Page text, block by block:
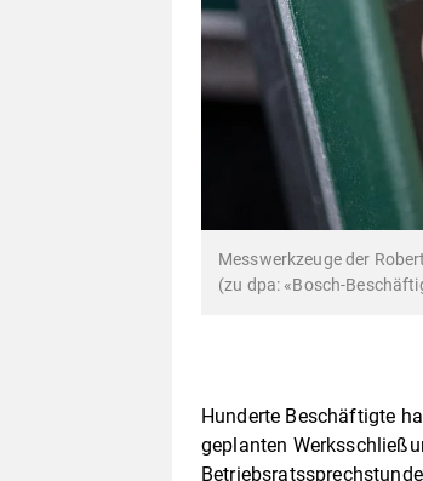
Messwerkzeuge der
(zu dpa: «Bosch-
Hunderte Beschäftigte
geplanten